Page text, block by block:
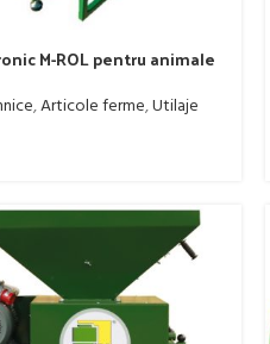
M-ROL pentru animale
,Articole ferme,Utilaje